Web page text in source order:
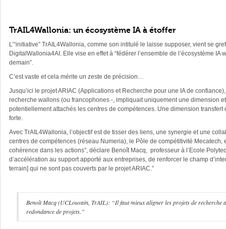
TrAIL4Wallonia: un écosystème IA à étoffer
L’“initiative” TrAIL4Wallonia, comme son intitulé le laisse supposer, vient se
DigitalWallonia4AI. Elle vise en effet à “fédérer l’ensemble de l’écosystème
demain”.
C’est vaste et cela mérite un zeste de précision…
Jusqu’ici le projet ARIAC (Applications et Recherche pour une IA de
recherche wallons (ou francophones -, impliquait uniquement une dimension
potentiellement attachés les centres de compétences. Une dimension
forte.
Avec TrAIL4Wallonia, l’objectif est de tisser des liens, une synergie et une
centres de compétences (réseau Numeria), le Pôle de compétitivité
cohérence dans les actions”, déclare Benoît Macq, professeur à l’Ecole
d’accélération au support apporté aux entreprises, de renforcer le champ
terrain] qui ne sont pas couverts par le projet ARIAC.”
Benoît Macq (UCLouvain, TrAIL): “Il faut mieux aligner les projets de recherche
redondance de projets.”